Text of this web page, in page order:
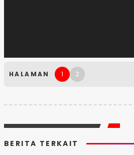
HALAMAN 1 2
BERITA TERKAIT